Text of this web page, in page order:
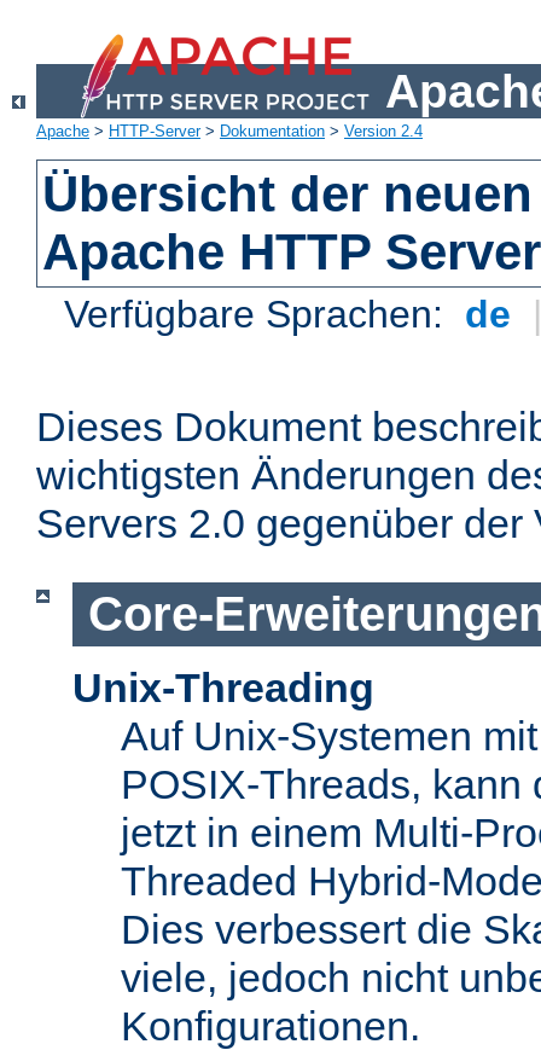
Apache > HTTP-Server> Dokumentation > Version 2.4
Übersicht der
Apache HTTP
Verfügbare Sprachen: de
Dieses Dokument
wichtigsten Änderungen
Servers 2.0 gegenüber der
Core-
Unix-Threading
Auf Unix-Systemen
POSIX-Threads, kann
jetzt in einem Multi-
Threaded Hybrid-
Dies verbessert die
viele, jedoch nicht
Konfigurationen.